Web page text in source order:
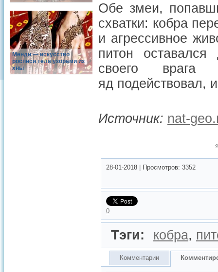
Менди — искусство
росписи тела узорами из
хны
Обе змеи,
схватки: кобра
и агрессивное
питон
своего врага
яд подействовал,
Источник: nat-
28-01-2018 Просмотров: 3352
0
Тэги: кобра,
Комментарии